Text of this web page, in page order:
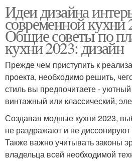
Идеи дизайна
современной кухни
Общие советы по
кухни 2023: дизайн
Прежде чем приступить к
проекта, необходимо решить,
стиль вы предпочитаете -
винтажный или классический,
Создавая модные кухни 2023,
не раздражают и не
Также важно учитывать законы
владельца всей необходимой